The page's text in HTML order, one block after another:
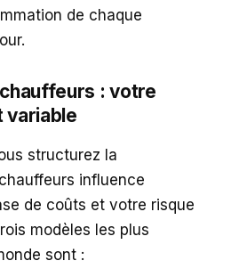
de chaque
: votre
variable
structurez la
influence
de coûts et votre risque
modèles les plus
sont :